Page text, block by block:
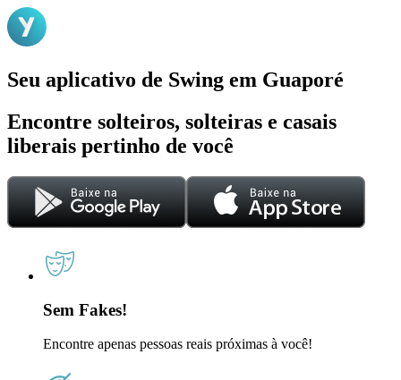
Seu aplicativo de Swing em Guaporé
Encontre solteiros, solteiras e casais
liberais pertinho de você
Sem Fakes!
Encontre apenas pessoas reais próximas à você!